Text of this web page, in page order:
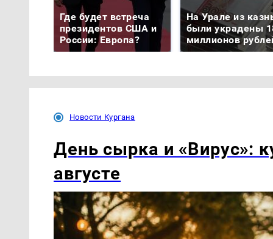
Где будет встреча
президентов США и
России: Европа?
На Урале из
были украдены
миллионов
Новости Кургана
День сырка и «Вирус»:
августе